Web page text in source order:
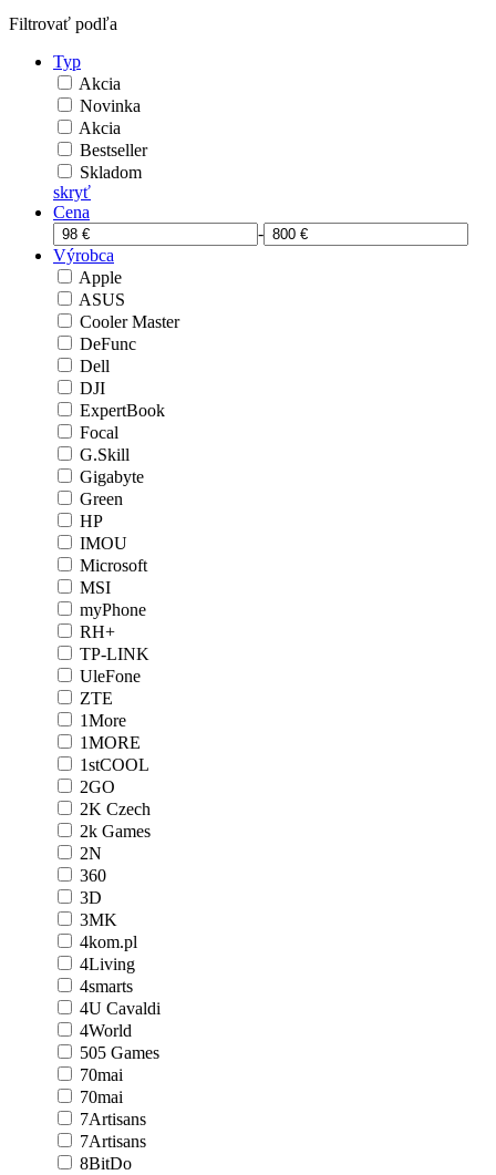
Filtrovať podľa
Typ
Akcia
Novinka
Akcia
Bestseller
Skladom
skryť
Cena
-
Výrobca
Apple
ASUS
Cooler Master
DeFunc
Dell
DJI
ExpertBook
Focal
G.Skill
Gigabyte
Green
HP
IMOU
Microsoft
MSI
myPhone
RH+
TP-LINK
UleFone
ZTE
1More
1MORE
1stCOOL
2GO
2K Czech
2k Games
2N
360
3D
3MK
4kom.pl
4Living
4smarts
4U Cavaldi
4World
505 Games
70mai
70mai
7Artisans
7Artisans
8BitDo